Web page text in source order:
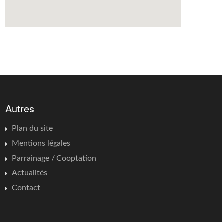
Autres
Plan du site
Mentions légales
Parrainage / Cooptation
Actualités
Contact